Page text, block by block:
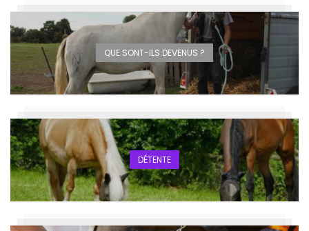
QUE SONT-ILS DEVENUS ?
DÉTENTE